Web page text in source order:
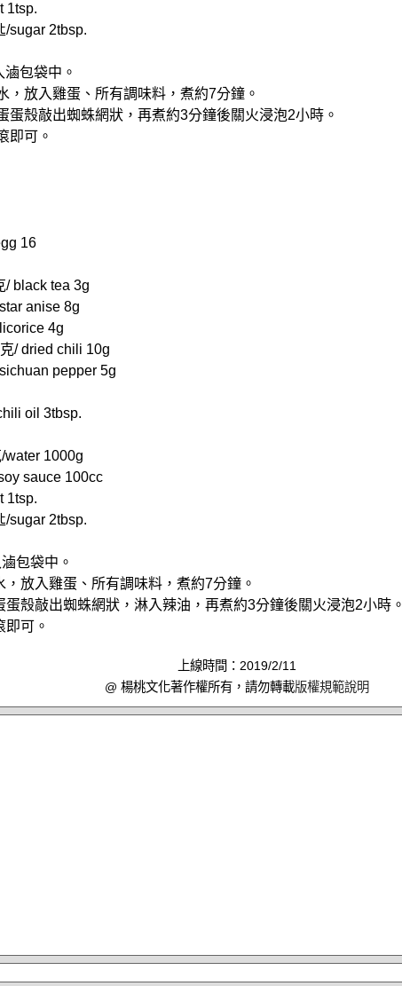
1tsp.
/sugar 2tbsp.
包袋中。
，放入雞蛋、所有調味料，煮約7分鐘。
蛋殼敲出蜘蛛網狀，再煮約3分鐘後關火浸泡2小時。
即可。
16
/ black tea 3g
anise 8g
4g
/ dried chili 10g
pepper 5g
oil 3tbsp.
water 1000g
sauce 100cc
1tsp.
/sugar 2tbsp.
包袋中。
，放入雞蛋、所有調味料，煮約7分鐘。
蛋殼敲出蜘蛛網狀，淋入辣油，再煮約3分鐘後關火浸泡2小時。
即可。
上線時間：2019/2/11
@ 楊桃文化著作權所有，請勿轉載版權規範說明